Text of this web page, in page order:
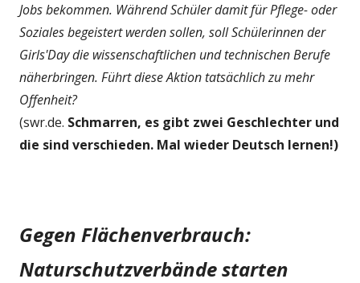
Jobs bekommen. Während Schüler damit für Pflege- oder
Soziales begeistert werden sollen, soll Schülerinnen der
Girls'Day die wissenschaftlichen und technischen Berufe
näherbringen. Führt diese Aktion tatsächlich zu mehr
Offenheit?
(swr.de. Schmarren, es gibt zwei Geschlechter und
die sind verschieden. Mal wieder Deutsch lernen!)
Gegen Flächenverbrauch:
Naturschutzverbände starten